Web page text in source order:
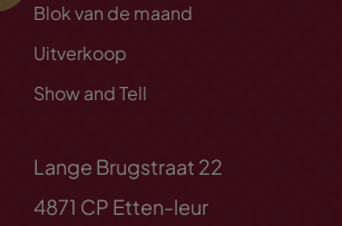
Blok van de maand
Uitverkoop
Show and Tell
Lange Brugstraat 22
4871 CP Etten-leur